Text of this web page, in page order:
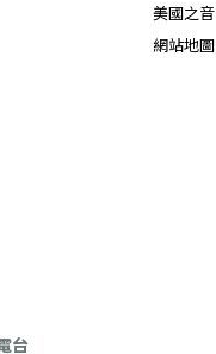
美國之
網站地圖
台